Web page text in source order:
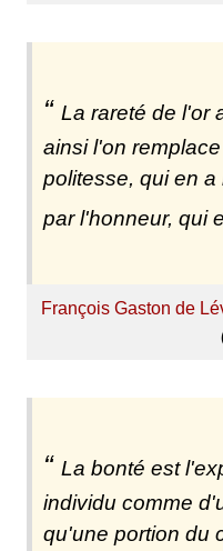
La rareté de l'or
ainsi l'on
politesse, qui en
par l'honneur, qui
François Gaston de
La bonté est
individu comme
qu'une portion du